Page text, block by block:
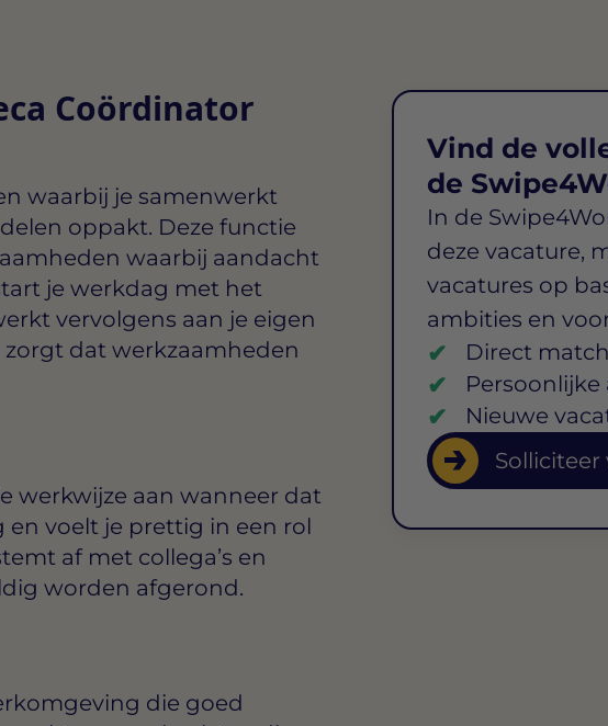
Coördinator
waarbij je samenwerkt
oppakt. Deze functie
waarbij aandacht
je werkdag met het
vervolgens aan je eigen
zorgt dat werkzaamheden
werkwijze aan wanneer dat
en voelt je prettig in een rol
af met collega’s en
worden afgerond.
die goed
Vind de
de
In de
deze vacature,
vacatures op
ambities en
Direct
Nieuwe
Solliciteer